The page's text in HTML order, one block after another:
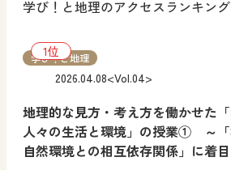
学び！と地理のアクセスランキング
地理的な見方・考え方を働かせた
人々の生活と環境」の授業① ～「
自然環境との相互依存関係」に着
2026.04.08<Vol.04>
学び！と地理